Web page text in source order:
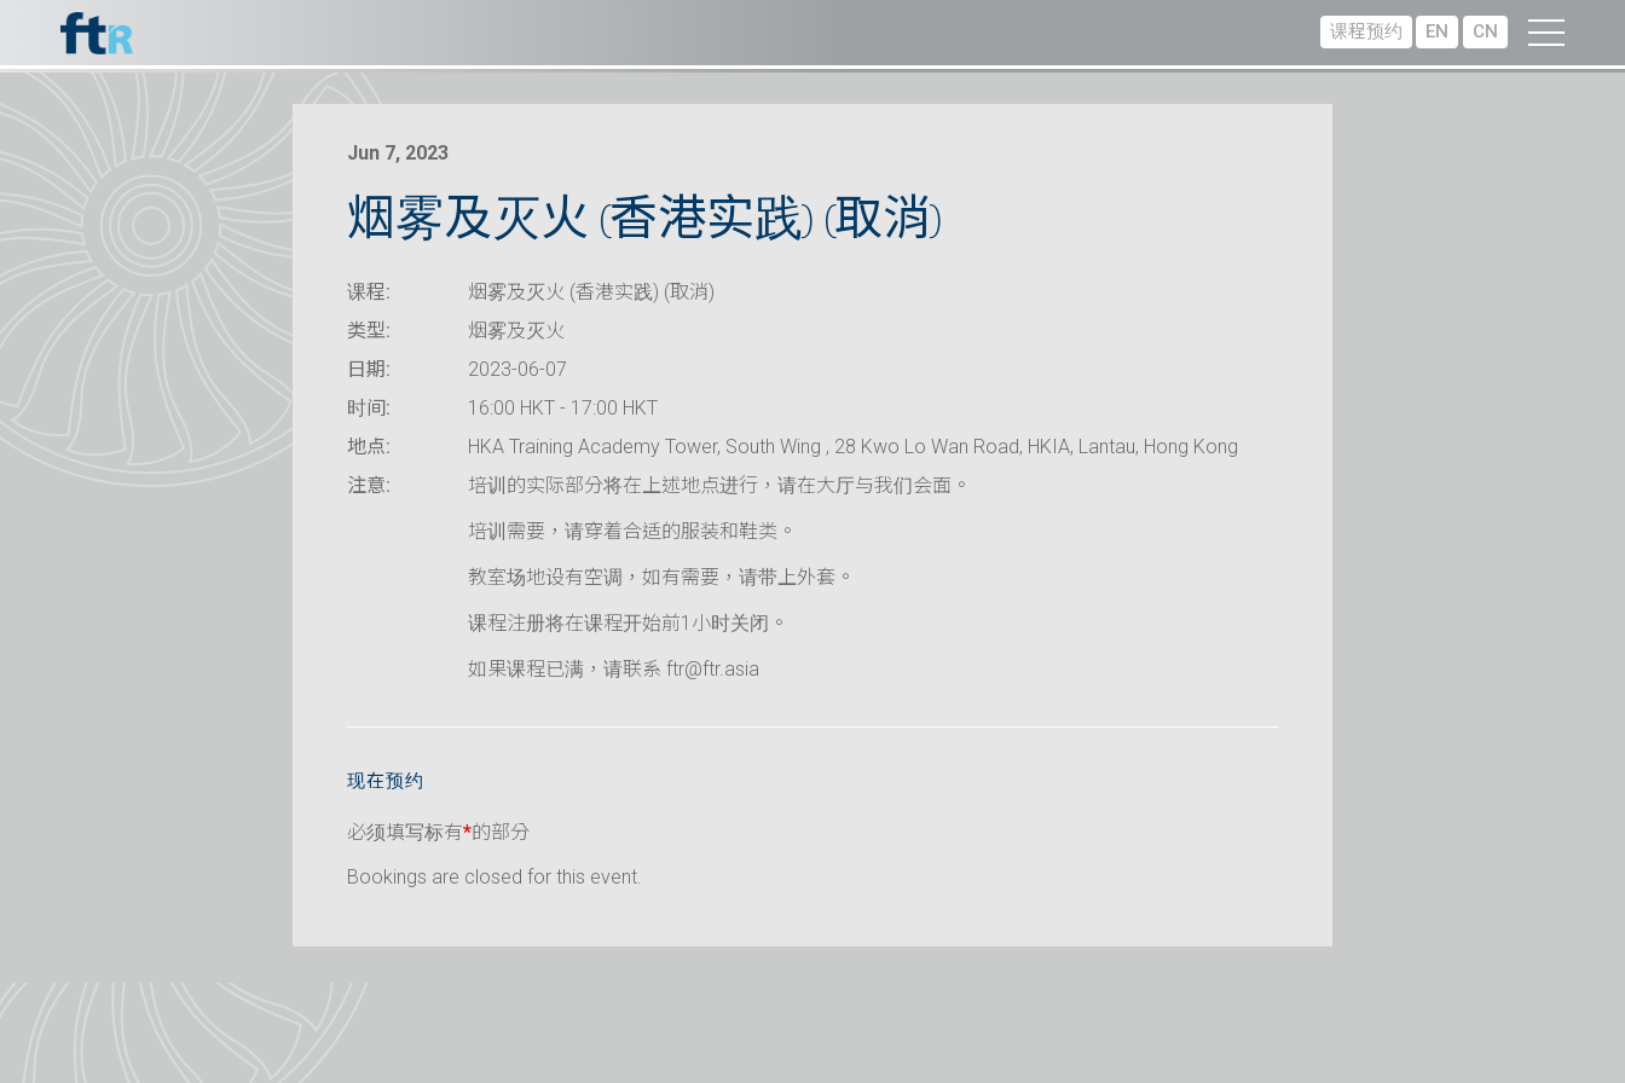
课程预约 EN CN
Jun 7, 2023
烟雾及灭火 (香港实践) (取消)
课程:
烟雾及灭火 (香港实践) (取消)
类型:
烟雾及灭火
日期:
2023-06-07
时间:
16:00 HKT - 17:00 HKT
地点:
HKA Training Academy Tower, South Wing , 28 Kwo Lo Wan Road, HKIA, Lantau, Hong Kong
注意:
培训的实际部分将在上述地点进行，请在大厅与我们会面。
培训需要，请穿着合适的服装和鞋类。
教室场地设有空调，如有需要，请带上外套。
课程注册将在课程开始前1小时关闭。
如果课程已满，请联系 ftr@ftr.asia
现在预约
必须填写标有*的部分
Bookings are closed for this event.